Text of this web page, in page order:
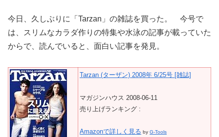
今日、久しぶりに「Tarzan」の雑誌を買った。 今号で
は、スリムなカラダ作りの特集や水泳の記事が載っていた
からで、読んでいると、面白い記事を発見。
Tarzan (ターザン) 2008年 6/25号 [雑誌]
マガジンハウス 2008-06-11
売り上げランキング :
Amazonで詳しく見る by G-Tools